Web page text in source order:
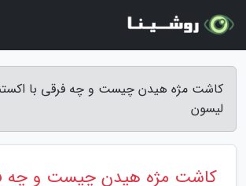
کاشت مژه هیدن چیست و چه فرقی با
لیسون
کاشت مژه هیدن چیست و چه